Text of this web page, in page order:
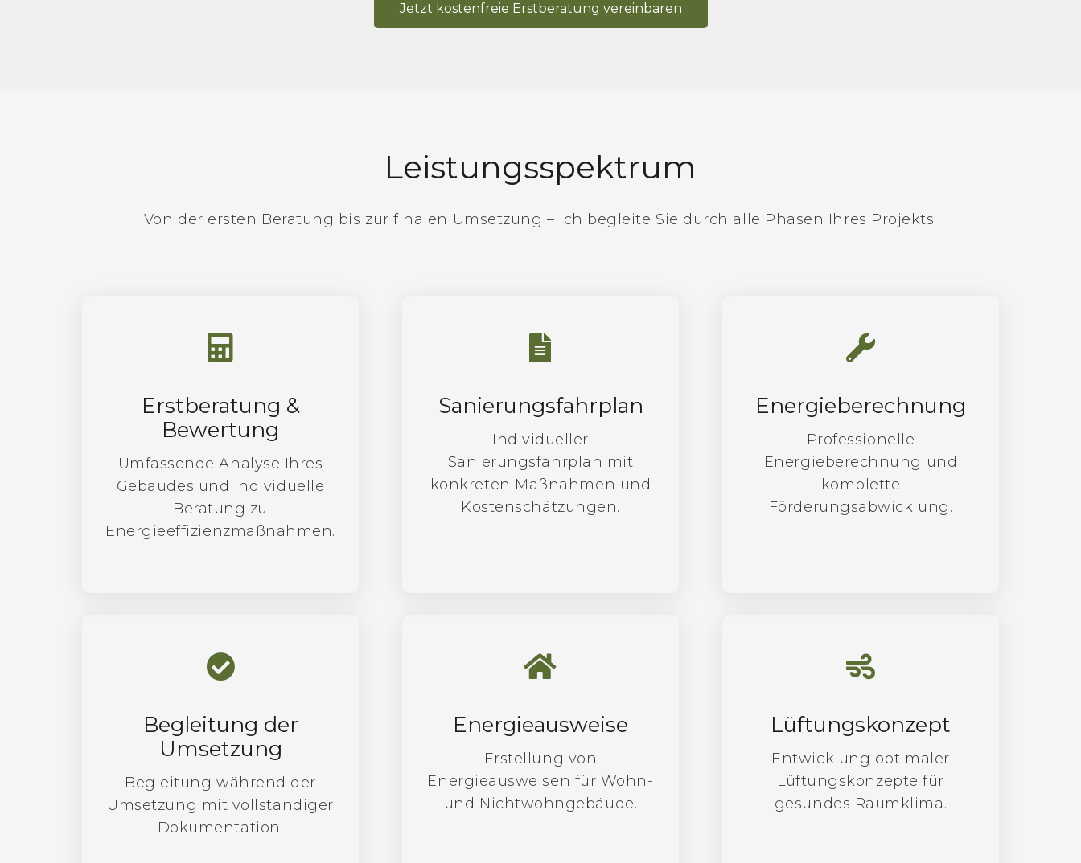
Jetzt kostenfreie Erstberatung vereinbaren
Leistungsspektrum
Von der ersten Beratung bis zur finalen Umsetzung – ich begleite Sie durch alle Phasen Ihres Projekts.
Erstberatung &
Bewertung
Umfassende Analyse Ihres
Gebäudes und individuelle
Beratung zu
Energieeffizienzmaßnahmen.
Sanierungsfahrplan
Individueller
Sanierungsfahrplan mit
konkreten Maßnahmen und
Kostenschätzungen.
Energieberechnung
Professionelle
Energieberechnung und
komplette
Förderungsabwicklung.
Begleitung der
Umsetzung
Begleitung während der
Umsetzung mit vollständiger
Dokumentation.
Energieausweise
Erstellung von
Energieausweisen für Wohn-
und Nichtwohngebäude.
Lüftungskonzept
Entwicklung optimaler
Lüftungskonzepte für
gesundes Raumklima.